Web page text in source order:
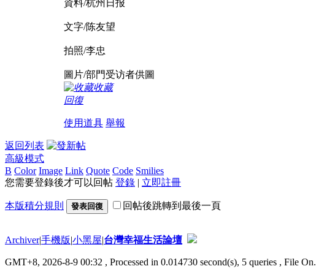
資料/杭州日报
文字/陈友望
拍照/李忠
圖片/部門受访者供圖
收藏
回復
使用道具 舉報
返回列表
高級模式
B Color Image Link Quote Code Smilies
您需要登錄後才可以回帖 登錄 | 立即註冊
本版積分規則 發表回復 回帖後跳轉到最後一頁
Archiver|手機版|小黑屋|台灣幸福生活論壇
GMT+8, 2026-8-9 00:32 , Processed in 0.014730 second(s), 5 queries , File On.